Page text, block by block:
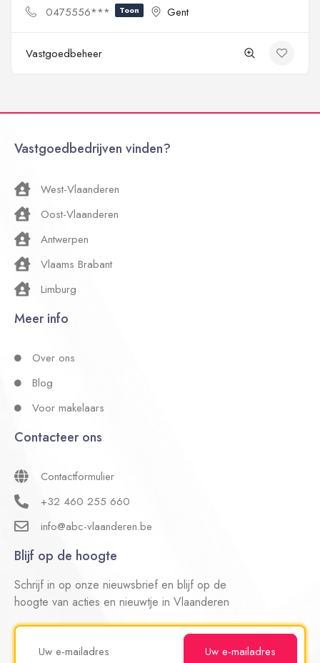
0475556***
Toon Gent
Vastgoedbeheer
Vastgoedbedrijven vinden?
West-Vlaanderen
Oost-Vlaanderen
Antwerpen
Vlaams Brabant
Limburg
Meer info
Over ons
Blog
Voor makelaars
Contacteer ons
Contactformulier
+32 460 255 660
info@abc-vlaanderen.be
Blijf op de hoogte
Schrijf in op onze nieuwsbrief en blijf op de
hoogte van acties en nieuwtje in Vlaanderen